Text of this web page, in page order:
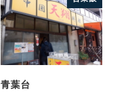
青葉台